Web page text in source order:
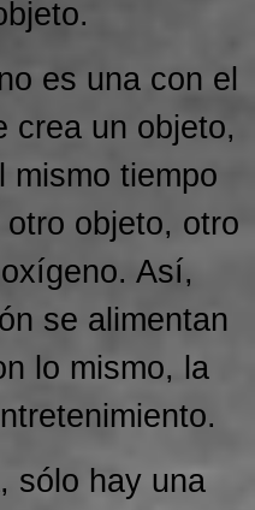
es una con el
crea un objeto,
mismo tiempo
objeto, otro
Así,
se alimentan
lo mismo, la
sólo hay una